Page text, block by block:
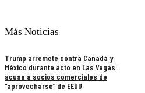
Más Noticias
Trump arremete contra Canadá y
México durante acto en Las Vegas:
acusa a socios comerciales de
“aprovecharse” de EEUU